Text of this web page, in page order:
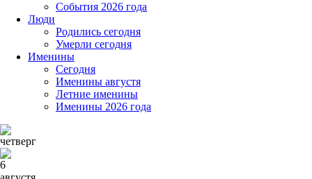
События 2026 года
Люди
Родились сегодня
Умерли сегодня
Именины
Cегодня
Именины августя
Летние именины
Именины 2026 года
четверг
6